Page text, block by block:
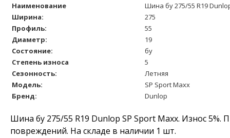
Наименование
Шина бу 275/55 R19
Ширина:
275
Профиль:
55
Диаметр:
19
Состояние:
бу
Степень износа
5
Сезонность:
Летняя
Модель:
SP Sport Maxx
Бренд:
Dunlop
Шина бу 275/55 R19 Dunlop SP Sport Maxx. Износ
повреждений. На складе в наличии 1 шт.